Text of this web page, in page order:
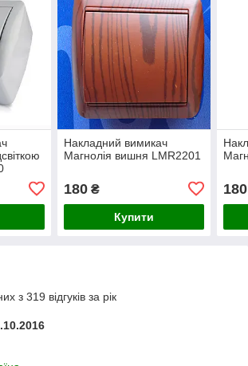
Накладний вимикач
Магнолія вишня LMR2201
180₴
Купити
180
з 319 відгуків за рік